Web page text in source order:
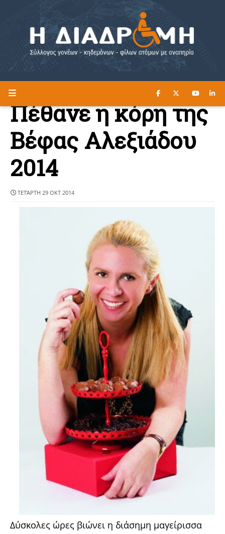
Η ΔΙΑΔΡΟΜΗ ΔΙΑΒΑΣΤΕ ΕΔΩ ►
Πέθανε η κόρη της
Βέφας Αλεξιάδου
2014
ΤΕΤΆΡΤΗ 29 ΟΚΤ 2014
Δύσκολες ώρες βιώνει η διάσημη μαγείρισσα